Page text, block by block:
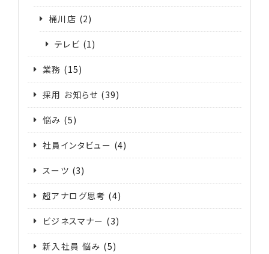
桶川店 (2)
テレビ (1)
業務 (15)
採用 お知らせ (39)
悩み (5)
社員インタビュー (4)
スーツ (3)
超アナログ思考 (4)
ビジネスマナー (3)
新入社員 悩み (5)